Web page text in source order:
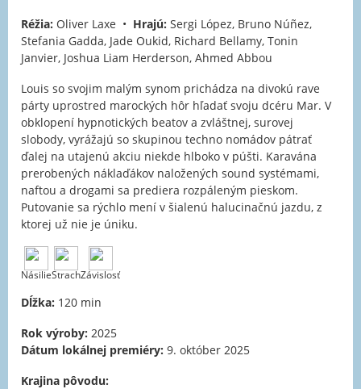
Réžia: Oliver Laxe • Hrajú: Sergi López, Bruno Núñez,
Stefania Gadda, Jade Oukid, Richard Bellamy, Tonin
Janvier, Joshua Liam Herderson, Ahmed Abbou
Louis so svojim malým synom prichádza na divokú rave
párty uprostred marockých hôr hľadať svoju dcéru Mar. V
obklopení hypnotických beatov a zvláštnej, surovej
slobody, vyrážajú so skupinou techno nomádov pátrať
ďalej na utajenú akciu niekde hlboko v púšti. Karavána
prerobených náklaďákov naložených sound systémami,
naftou a drogami sa prediera rozpáleným pieskom.
Putovanie sa rýchlo mení v šialenú halucinačnú jazdu, z
ktorej už nie je úniku.
NásilieStrachZávislosť
Dĺžka: 120 min
Rok výroby: 2025
Dátum lokálnej premiéry: 9. október 2025
Krajina pôvodu: